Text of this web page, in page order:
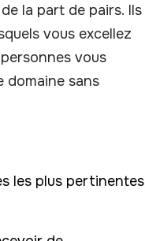
la part de pairs. Ils
vous excellez
vous
domaine sans
les plus pertinentes